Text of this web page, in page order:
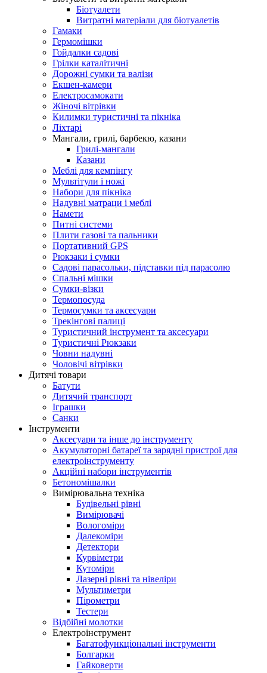
Біотуалети
Витратні матеріали для біотуалетів
Гамаки
Гермомішки
Гойдалки садові
Грілки каталітичні
Дорожні сумки та валізи
Екшен-камери
Електросамокати
Жіночі вітрівки
Килимки туристичні та пікніка
Ліхтарі
Мангали, грилі, барбекю, казани
Грилі-мангали
Казани
Меблі для кемпінгу
Мультітули і ножі
Набори для пікніка
Надувні матраци і меблі
Намети
Питні системи
Плити газові та пальники
Портативний GPS
Рюкзаки і сумки
Садові парасольки, підставки під парасолю
Спальні мішки
Сумки-візки
Термопосуда
Термосумки та аксесуари
Трекінгові палиці
Туристичний інструмент та аксесуари
Туристичні Рюкзаки
Човни надувні
Чоловічі вітрівки
Дитячі товари
Батути
Дитячий транспорт
Іграшки
Санки
Інструменти
Аксесуари та інше до інструменту
Акумуляторні батареї та зарядні пристрої для
електроінструменту
Акційні набори інструментів
Бетономішалки
Вимірювальна техніка
Будівельні рівні
Вимірювачі
Вологоміри
Далекоміри
Детектори
Курвіметри
Кутоміри
Лазерні рівні та нівеліри
Мультиметри
Пірометри
Тестери
Відбійні молотки
Електроінструмент
Багатофункціональні інструменти
Болгарки
Гайковерти